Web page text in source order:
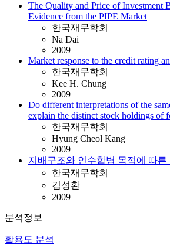
The Quality and Price of Investment
Evidence from the PIPE Market
한국재무학회
Na Dai
2009
Market response to the credit rating
한국재무학회
Kee H. Chung
2009
Do different interpretations of the
explain the distinct stock holdings of
한국재무학회
Hyung Cheol Kang
2009
지배구조와 인수합병 목적에 따
한국재무학회
김성환
2009
분석정보
활용도 분석